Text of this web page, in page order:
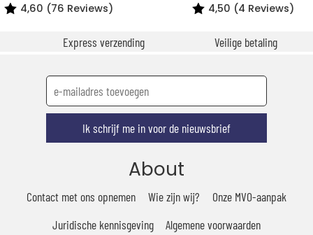
4,60 (76 Reviews)
4,50 (4 Reviews)
Express verzending Veilige betaling
Ik schrijf me in voor de nieuwsbrief
About
Contact met ons opnemen Wie zijn wij?
Onze MVO-aanpak
Juridische kennisgeving
Algemene voorwaarden